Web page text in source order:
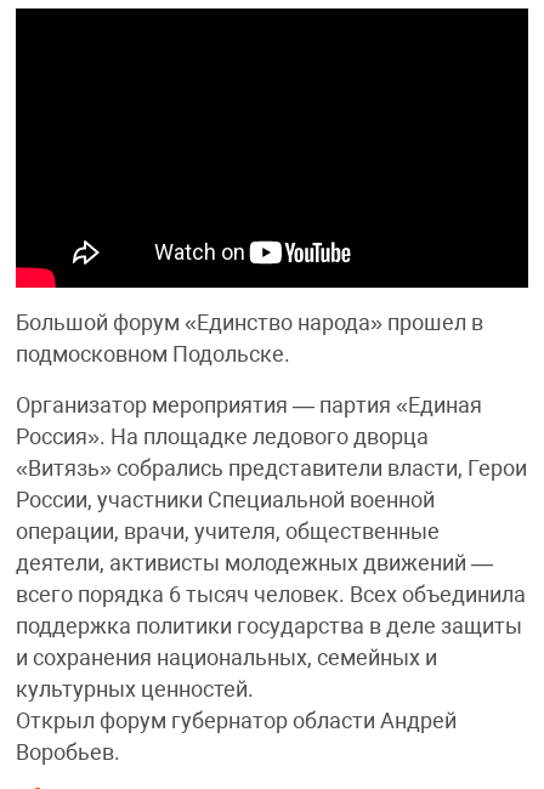
Большой форум «Единство народа» прошел в
подмосковном Подольске.
Организатор мероприятия — партия «Единая
Россия». На площадке ледового дворца
«Витязь» собрались представители власти, Герои
России, участники Специальной военной
операции, врачи, учителя, общественные
деятели, активисты молодежных движений —
всего порядка 6 тысяч человек. Всех объединила
поддержка политики государства в деле защиты
и сохранения национальных, семейных и
культурных ценностей.
Открыл форум губернатор области Андрей
Воробьев.